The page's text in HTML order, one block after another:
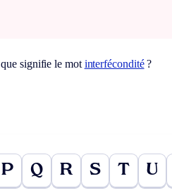
signifie le mot interfécondité?
P Q R S T U